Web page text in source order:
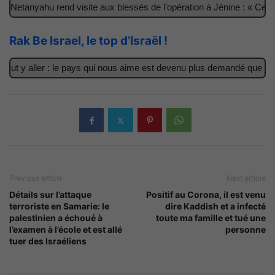
rend visite aux blessés de l’opération à Jénine : « Ces
Rak Be Israel, le top d’Israël !
y aller : le pays qui nous aime est devenu plus demandé que
Previous article
Détails sur l’attaque
terroriste en Samarie: le
palestinien a échoué à
l’examen à l’école et est allé
tuer des Israéliens
Next article
Positif au Corona, il est venu
dire Kaddish et a infecté
toute ma famille et tué une
personne